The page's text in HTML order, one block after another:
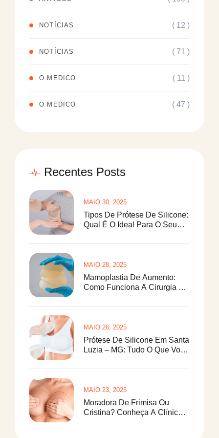
NOTÍCIAS ( 12 )
NOTÍCIAS ( 71 )
O MEDICO ( 11 )
O MEDICO ( 47 )
Recentes Posts
Tipos De Prótese De Silicone:
Qual É O Ideal Para O Seu
MAIO 30, 2025
Mamoplastia De Aumento:
Como Funciona A Cirurgia De
MAIO 28, 2025
Prótese De Silicone Em Santa
Luzia – MG: Tudo O Que Você
MAIO 26, 2025
Moradora De Frimisa Ou
Cristina? Conheça A Clínica
MAIO 23, 2025